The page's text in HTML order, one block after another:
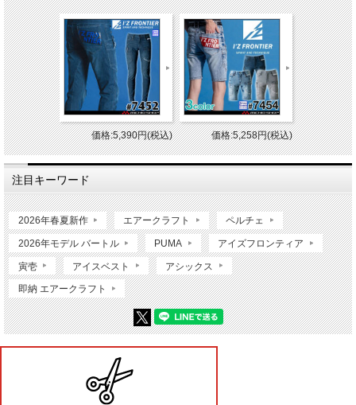
価格:5,390円(税込) 価格:5,258円(税込)
注目キーワード
2026年春夏新作 エアークラフト ペルチェ
2026年モデル バートル PUMA アイズフロンティア
寅壱 アイスベスト アシックス
即納 エアークラフト